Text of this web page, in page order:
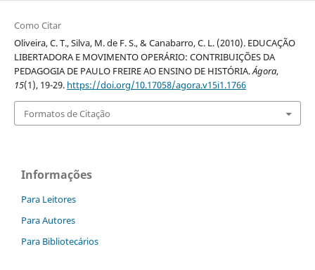
Como Citar
Oliveira, C. T., Silva, M. de F. S., & Canabarro, C. L. (2010). EDUCAÇÃO
LIBERTADORA E MOVIMENTO OPERÁRIO: CONTRIBUIÇÕES DA
PEDAGOGIA DE PAULO FREIRE AO ENSINO DE HISTÓRIA.Ágora,
15(1), 19-29. https://doi.org/10.17058/agora.v15i1.1766
Formatos de Citação
Informações
Para Leitores
Para Autores
Para Bibliotecários